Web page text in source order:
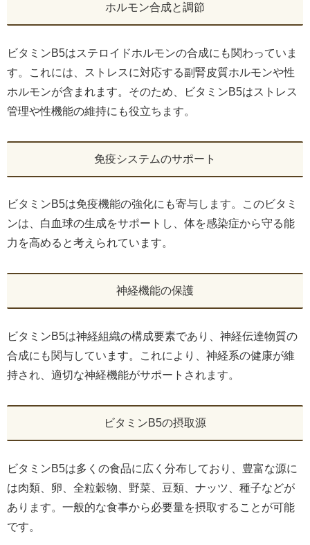
ホルモン合成と調節
ビタミンB5はステロイドホルモンの合成にも関わっていま
す。これには、ストレスに対応する副腎皮質ホルモンや性
ホルモンが含まれます。そのため、ビタミンB5はストレス
管理や性機能の維持にも役立ちます。
免疫システムのサポート
ビタミンB5は免疫機能の強化にも寄与します。このビタミ
ンは、白血球の生成をサポートし、体を感染症から守る能
力を高めると考えられています。
神経機能の保護
ビタミンB5は神経組織の構成要素であり、神経伝達物質の
合成にも関与しています。これにより、神経系の健康が維
持され、適切な神経機能がサポートされます。
ビタミンB5の摂取源
ビタミンB5は多くの食品に広く分布しており、豊富な源に
は肉類、卵、全粒穀物、野菜、豆類、ナッツ、種子などが
あります。一般的な食事から必要量を摂取することが可能
です。